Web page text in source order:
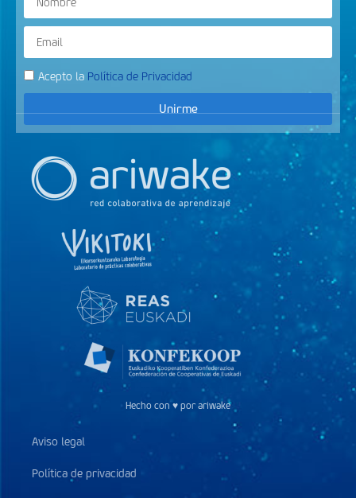
Acepto la Política de Privacidad
Unirme
Hecho con ♥ por ariwake
Aviso legal
Política de privacidad